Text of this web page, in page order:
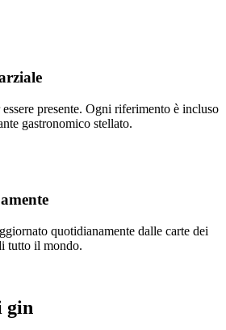
presente. Ogni riferimento è incluso
gastronomico stellato.
quotidianamente dalle carte dei
tutto il mondo.
gin